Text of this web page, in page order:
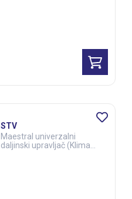
STV
Maestral univerzalni
daljinski upravljač (Klima